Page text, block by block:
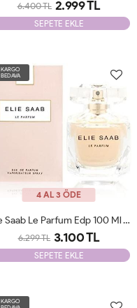
6.400 TL 2.999 TL
SEPETE EKLE
KARGO
BEDAVA
4 AL 3 ÖDE
Elie Saab Le Parfum Edp 100 Ml JLT
6.299 TL 3.100 TL
SEPETE EKLE
KARGO